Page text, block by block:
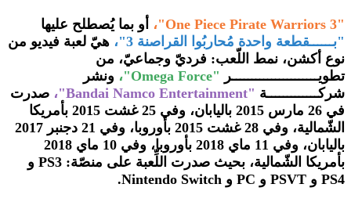
"One Piece Pirate Warriors 3"،
أو بما يُصطلح عليها
"بــــــقطعة واحدة مُحاربُوا القراصنة 3"،
هيّ لعبة فيديو من
نوع أكشن، نمط اللّعب: فرديّ وجماعيّ، من
تطويــــــــــــــــــــــر "Omega Force"،
ونشر
شركـــــــــــــة "Bandai Namco Entertainment"،
صدرت
في 26 مارس 2015 باليابان، وفي 25 غشت 2015 بأمريكا
الشّمالية، وفي 28 غشت 2015 بأوروبا، وفي 21 دجنبر 2017
باليابان، وفي 11 ماي 2018 بأوروبا، وفي 10 ماي 2018
بأمريكا الشّمالية، بحيث صدرت اللِّعبة على منصّة: PS3 و
PS4 و PSVT و PC و Nintendo Switch.